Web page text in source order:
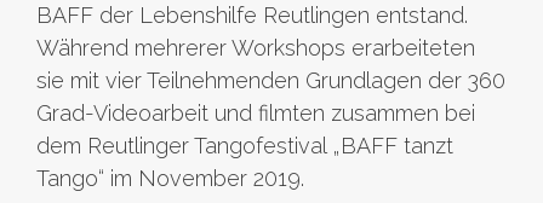
BAFF der Lebenshilfe Reutlingen entstand.
Während mehrerer Workshops erarbeiteten
sie mit vier Teilnehmenden Grundlagen der 360
Grad-Videoarbeit und filmten zusammen bei
dem Reutlinger Tangofestival „BAFF tanzt
Tango“ im November 2019.